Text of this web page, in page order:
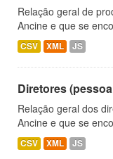
Relação geral de
Ancine e que se
CSV XML JS
Diretores
Relação geral dos
Ancine e que se
CSV XML JS